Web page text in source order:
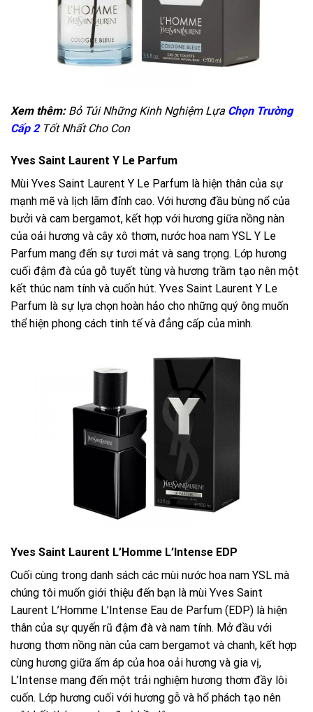
Xem thêm: Bỏ Túi Những Kinh Nghiệm Lựa Chọn Trường
Cấp 2 Tốt Nhất Cho Con
Yves Saint Laurent Y Le Parfum
Mùi Yves Saint Laurent Y Le Parfum là hiện thân của sự
mạnh mẽ và lịch lãm đỉnh cao. Với hương đầu bùng nổ của
bưởi và cam bergamot, kết hợp với hương giữa nồng nàn
của oải hương và cây xô thơm, nước hoa nam YSL Y Le
Parfum mang đến sự tươi mát và sang trọng. Lớp hương
cuối đậm đà của gỗ tuyết tùng và hương trầm tạo nên một
kết thúc nam tính và cuốn hút. Yves Saint Laurent Y Le
Parfum là sự lựa chọn hoàn hảo cho những quý ông muốn
thể hiện phong cách tinh tế và đẳng cấp của mình.
Yves Saint Laurent L’Homme L’Intense EDP
Cuối cùng trong danh sách các mùi nước hoa nam YSL mà
chúng tôi muốn giới thiệu đến bạn là mùi Yves Saint
Laurent L’Homme L’Intense Eau de Parfum (EDP) là hiện
thân của sự quyến rũ đậm đà và nam tính. Mở đầu với
hương thơm nồng nàn của cam bergamot và chanh, kết hợp
cùng hương giữa ấm áp của hoa oải hương và gia vị,
L’Intense mang đến một trải nghiệm hương thơm đầy lôi
cuốn. Lớp hương cuối với hương gỗ và hổ phách tạo nên